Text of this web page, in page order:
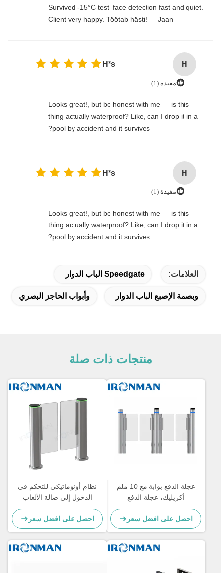
Survived -15°C test, face detection fast and quiet.
Client very happy. Töötab hästi! — Jaan
H
H*s
مفيدة (1)
Looks great!, but be honest with me — is this
thing actually waterproof? Like, can I drop it in a
pool by accident and it survives?
H
H*s
مفيدة (1)
Looks great!, but be honest with me — is this
thing actually waterproof? Like, can I drop it in a
pool by accident and it survives?
العلامات: Speedgate الباب الدوار
وبصمة الإصبع الباب الدوار وأبواب الحاجز البصري
منتجات ذات صلة
عجلة الدفع بوابة مع 10 ملم
أكريليك، عجلة الدفع
لالمستشفيات / الفنادق
احصل على افضل سعر
نظام أوتوماتيكي للتحكم في
الدخول إلى صالة الألعاب
الرياضية باب دوار مع تحديد
مزدوج
احصل على افضل سعر